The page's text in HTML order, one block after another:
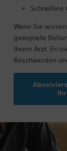
Schnellere
Wenn Sie
geeignete
Ihrem Arzt. Er/
Beschwerden